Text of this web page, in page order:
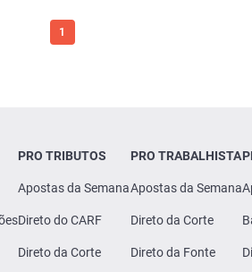
1
PRO TRIBUTOS
Apostas da Semana
Direto do CARF
Direto da Corte
PRO TRABALHISTA
Apostas da Semana
Direto da Corte
Direto da Fonte